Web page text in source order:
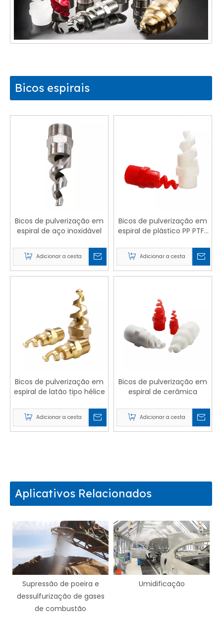
Bicos espirais
Bicos de pulverização em
espiral de aço inoxidável
Adicionar a cesta
Bicos de pulverização em
espiral de plástico PP PTFE
Adicionar a cesta
Bicos de pulverização em
espiral de latão tipo hélice
Adicionar a cesta
Bicos de pulverização em
espiral de cerâmica
Adicionar a cesta
Aplicativos Relacionados
Umidificação Revestimento